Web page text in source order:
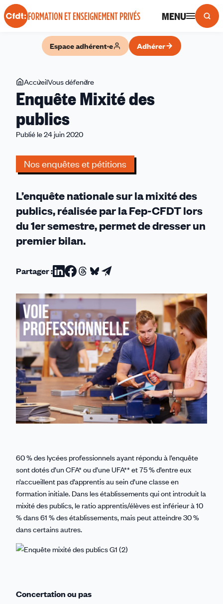
Panneau de gestion des cookies
FORMATION ET ENSEIGNEMENT PRIVÉS MENU
Espace adhérent·e Adhérer
Vous
êtes
ici
AccueilVous défendre
Mixité
Enquête Mixité des
publics
Publié le 24 juin 2020
Nos enquêtes et pétitions
L’enquête nationale sur la mixité des
publics, réalisée par la Fep-CFDT lors
du 1er semestre, permet de dresser un
premier bilan.
Partager :Partager
sur
Linkedin
Partager
sur
Facebook
Partager
sur
Threads
Partager
sur
Bluesky
Partager
par
email
60 % des lycées professionnels ayant répondu à l’enquête
sont dotés d’un CFA* ou d’une UFA** et 75 % d’entre eux
n’accueillent pas d’apprentis au sein d’une classe en
formation initiale. Dans les établissements qui ont introduit la
mixité des publics, le ratio apprentis/élèves est inférieur à 10
% dans 61 % des établissements, mais peut atteindre 30 %
dans certains autres.
Concertation ou pas